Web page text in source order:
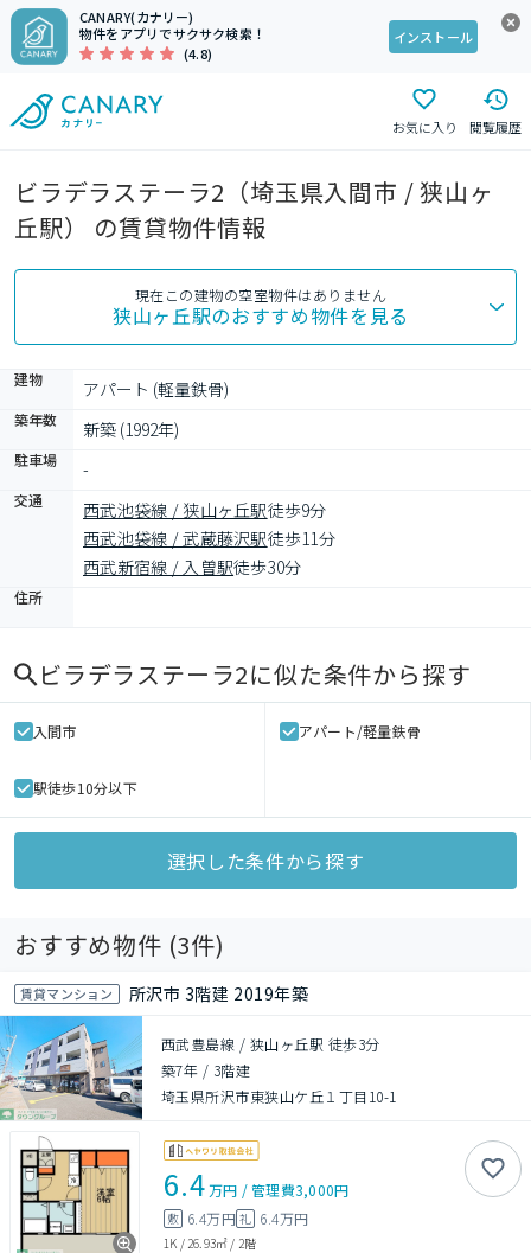
CANARY(カナリー)
物件をアプリでサクサク検索！
(4.8)
インストール
お気に入り 閲覧履歴
ビラデラステーラ2（埼玉県入間市 / 狭山ヶ
丘駅） の賃貸物件情報
現在この建物の空室物件はありません
狭山ヶ丘駅のおすすめ物件を見る
建物 アパート (軽量鉄骨)
築年数 新築 (1992年)
駐車場 -
交通 西武池袋線 / 狭山ヶ丘駅徒歩9分
西武池袋線 / 武蔵藤沢駅徒歩11分
西武新宿線 / 入曽駅徒歩30分
住所
ビラデラステーラ2に似た条件から探す
入間市 アパート/軽量鉄骨
駅徒歩10分以下
選択した条件から探す
おすすめ物件 (3件)
賃貸マンション 所沢市 3階建 2019年築
西武豊島線 / 狭山ヶ丘駅 徒歩3分
築7年 / 3階建
埼玉県所沢市東狭山ケ丘１丁目10-1
6.4万円 /管理費3,000円
敷 6.4万円礼 6.4万円
1K /26.93㎡ / 2階